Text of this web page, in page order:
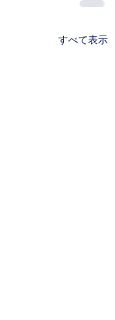
すべて表示